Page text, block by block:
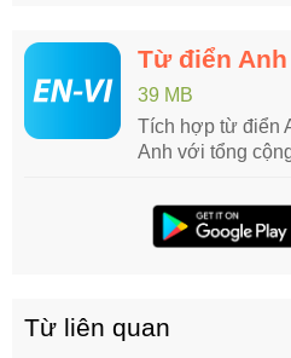
Từ điển
39 MB
Tích hợp từ điển
Anh với tổng
Từ liên quan